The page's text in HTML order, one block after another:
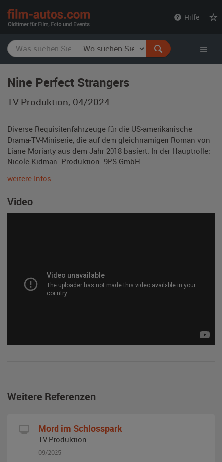
Hilfe
Nine Perfect Strangers
TV-Produktion, 04/2024
Diverse Requisitenfahrzeuge für die US-amerikanische
Drama-TV-Miniserie, die auf dem gleichnamigen Roman von
Liane Moriarty aus dem Jahr 2018 basiert. In der Hauptrolle:
Nicole Kidman. Produktion: 9PS GmbH.
weitere Infos
Video
Weitere Referenzen
Mord im Schlosspark
TV-Produktion
09/2025